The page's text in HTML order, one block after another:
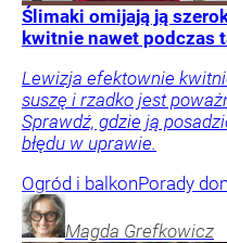
Ślimaki omijają ją
kwitnie nawet podczas
Lewizja efektownie
suszę i rzadko jest
Sprawdź, gdzie ją
błędu w uprawie.
Ogród i balkonPorady
Magda Grefkowicz